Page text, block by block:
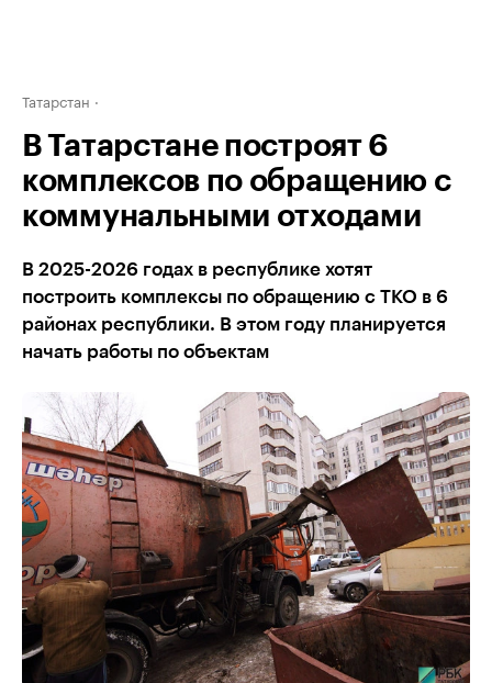
Татарстан
В Татарстане построят 6
комплексов по обращению с
коммунальными отходами
В 2025-2026 годах в республике хотят
построить комплексы по обращению с ТКО в 6
районах республики. В этом году планируется
начать работы по объектам